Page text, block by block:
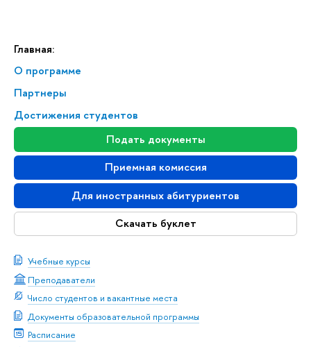
Главная:
О программе
Партнеры
Достижения студентов
Подать документы
Приемная комиссия
Для иностранных абитуриентов
Скачать буклет
Учебные курсы
Преподаватели
Число студентов и вакантные места
Документы образовательной программы
Расписание